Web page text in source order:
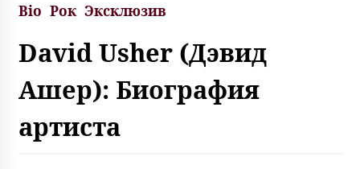
Bio Рок Эксклюзив
David Usher (Дэвид
Ашер): Биография
артиста